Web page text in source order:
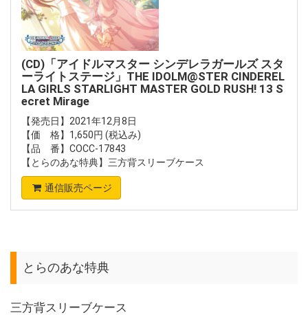
(CD)「アイドルマスター シンデレラガールズ スタ
ーライトステージ」THE IDOLM@STER CINDEREL
LA GIRLS STARLIGHT MASTER GOLD RUSH! 13 S
ecret Mirage
【発売日】2021年12月8日
【価 格】1,650円 (税込み)
【品 番】COCC-17843
【とらのあな特典】三方背スリーブケース
通信販売ページ
とらのあな特典
三方背スリーブケース